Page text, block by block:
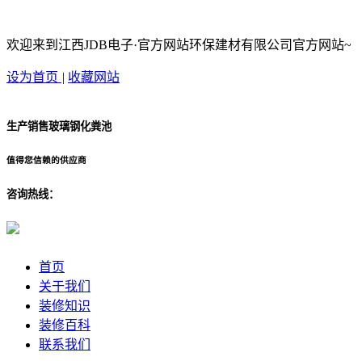
欢迎来到江西JDB电子·官方网站环保建材有限公司官方网站~
设为首页 | 收藏网站
生产销售玻璃钢化粪池
值得您信赖的供应商
咨询热线：
首页
关于我们
装修知识
装修百科
联系我们